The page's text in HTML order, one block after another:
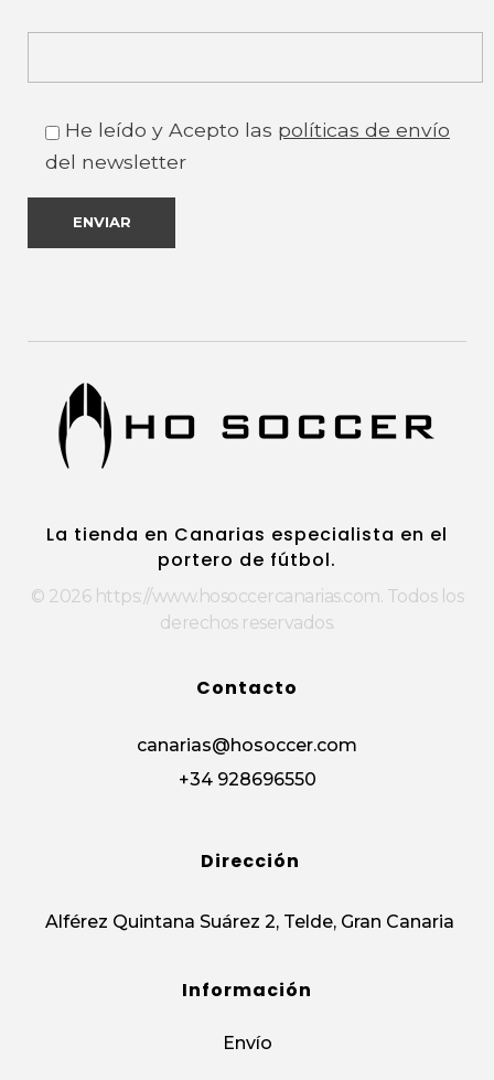
He leído y Acepto las políticas de envío
del newsletter
La tienda en Canarias especialista en el
portero de fútbol.
© 2026 https://www.hosoccercanarias.com. Todos los
derechos reservados.
Contacto
canarias@hosoccer.com
+34 928696550
Dirección
Alférez Quintana Suárez 2, Telde, Gran Canaria
Información
Envío